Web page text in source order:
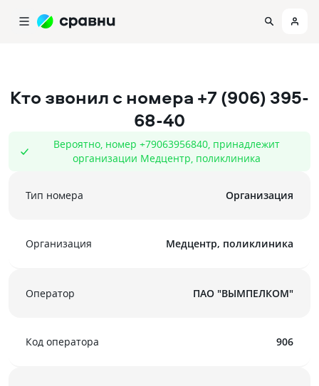
Кто звонил с номера +7 (906) 395-
68-40
Вероятно, номер +79063956840, принадлежит
организации Медцентр, поликлиника
Тип номера Организация
Организация Медцентр, поликлиника
Оператор ПАО "ВЫМПЕЛКОМ"
Код оператора 906